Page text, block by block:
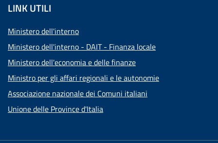
LINK UTILI
Ministero dell'interno
Ministero dell'interno - DAIT - Finanza locale
Ministero dell'economia e delle finanze
Ministro per gli affari regionali e le autonomie
Associazione nazionale dei Comuni italiani
Unione delle Province d'Italia